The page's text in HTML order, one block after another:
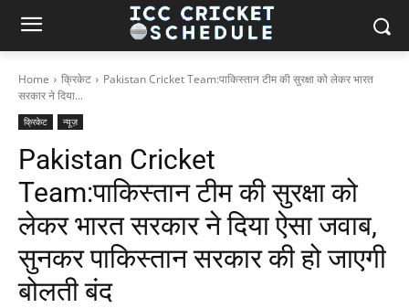
Home क्रिकेट
Pakistan Cricket Team:पाकिस्तान टीम की सुरक्षा को लेकर भारत
सरकार ने दिया...
क्रिकेट न्यूज़
Pakistan Cricket
Team:पाकिस्तान टीम की सुरक्षा को
लेकर भारत सरकार ने दिया ऐसा जवाब,
सुनकर पाकिस्तान सरकार की हो जाएगी
बोलती बंद